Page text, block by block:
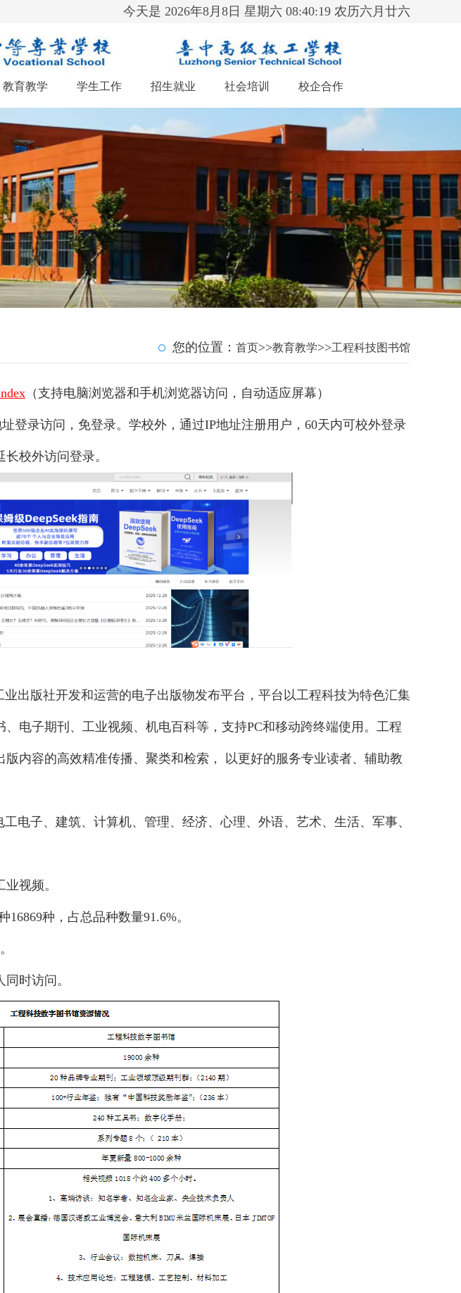
今天是 2026年8月8日 星期六 08:40:20 农历六月廿六
教育教学 学生工作 招生就业 社会培训 校企合作
您的位置： 首页>>教育教学>>工程科技图书馆
（支持电脑浏览器和手机浏览器访问，自动适应屏幕）
登录访问，免登录。学校外，通过IP地址注册用户，60天内可校外登录
校外访问登录。
业出版社开发和运营的电子出版物发布平台，平台以工程科技为特色汇集
电子期刊、工业视频、机电百科等，支持PC和移动跨终端使用。工程
内容的高效精准传播、聚类和检索， 以更好的服务专业读者、辅助教
工电子、建筑、计算机、管理、经济、心理、外语、艺术、生活、军事、
视频。
种，占总品种数量91.6%。
时访问。